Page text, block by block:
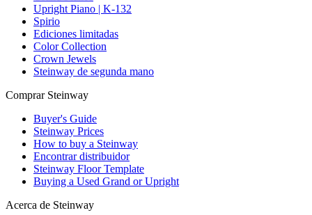
Upright Piano | K-132
Spirio
Ediciones limitadas
Color Collection
Crown Jewels
Steinway de segunda mano
Comprar Steinway
Buyer's Guide
Steinway Prices
How to buy a Steinway
Encontrar distribuidor
Steinway Floor Template
Buying a Used Grand or Upright
Acerca de Steinway